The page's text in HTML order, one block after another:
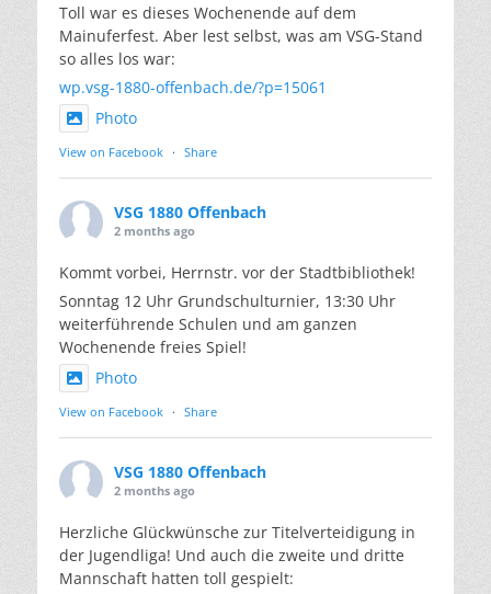
Toll war es dieses Wochenende auf dem
Mainuferfest. Aber lest selbst, was am VSG-Stand
so alles los war:
wp.vsg-1880-offenbach.de/?p=15061
Photo
View on Facebook · Share
VSG 1880 Offenbach
2 months ago
Kommt vorbei, Herrnstr. vor der Stadtbibliothek!
Sonntag 12 Uhr Grundschulturnier, 13:30 Uhr
weiterführende Schulen und am ganzen
Wochenende freies Spiel!
Photo
View on Facebook · Share
VSG 1880 Offenbach
2 months ago
Herzliche Glückwünsche zur Titelverteidigung in
der Jugendliga! Und auch die zweite und dritte
Mannschaft hatten toll gespielt: